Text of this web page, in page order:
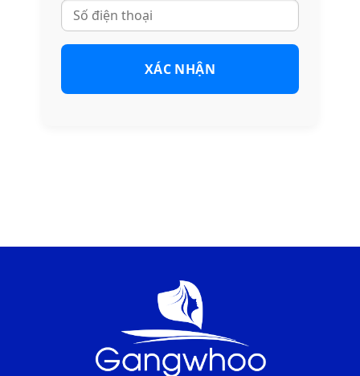
XÁC NHẬN